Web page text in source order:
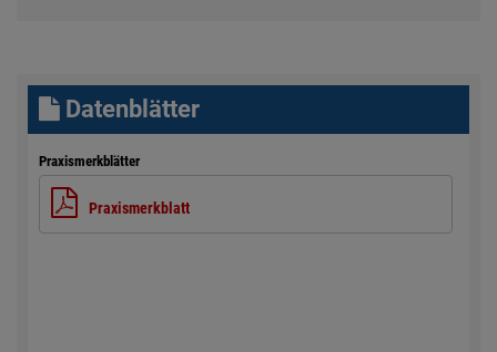
Datenblätter
Praxismerkblätter
Praxismerkblatt